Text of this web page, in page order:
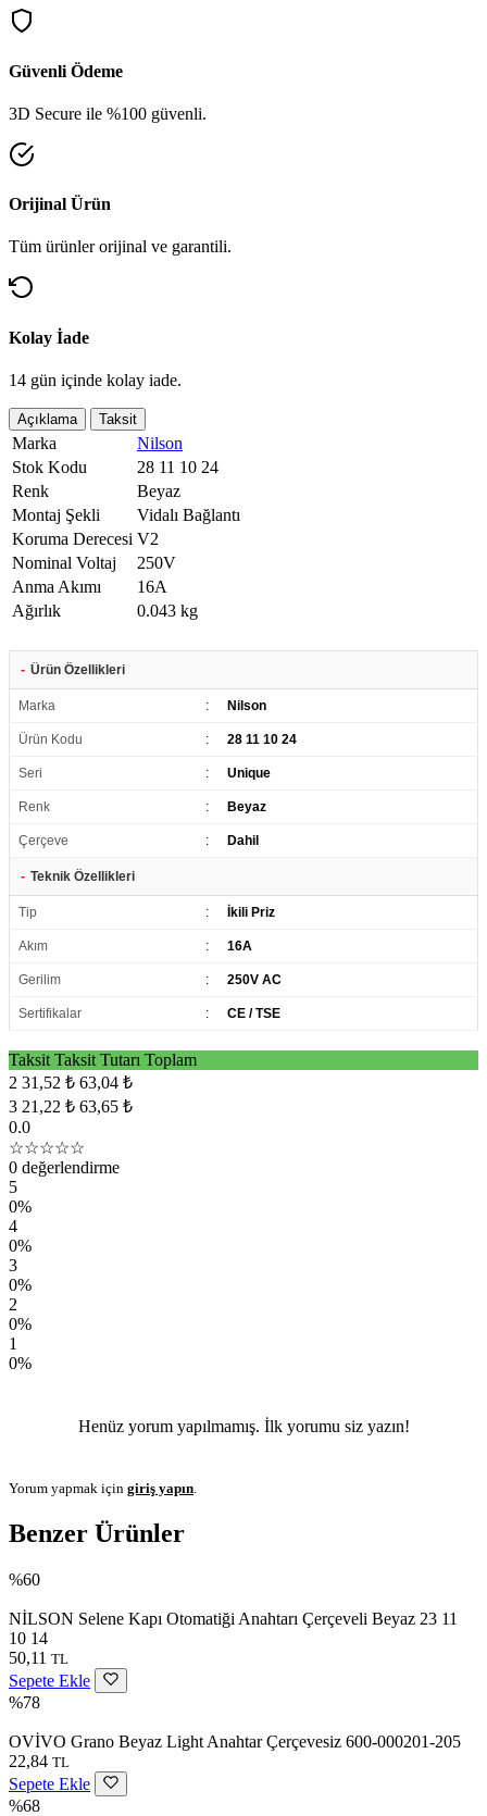
Güvenli Ödeme
3D Secure ile %100 güvenli.
Orijinal Ürün
Tüm ürünler orijinal ve garantili.
Kolay İade
14 gün içinde kolay iade.
Açıklama Taksit
Marka
Nilson
Stok Kodu
28 11 10 24
Renk
Beyaz
Montaj Şekli
Vidalı Bağlantı
Koruma Derecesi V2
Nominal Voltaj
250V
Anma Akımı
16A
Ağırlık
0.043 kg
- Ürün Özellikleri
Marka : Nilson
Ürün Kodu : 28 11 10 24
Seri : Unique
Renk : Beyaz
Çerçeve : Dahil
- Teknik Özellikleri
Tip : İkili Priz
Akım : 16A
Gerilim : 250V AC
Sertifikalar : CE / TSE
Taksit Taksit Tutarı Toplam
2 31,52 ₺ 63,04 ₺
3 21,22 ₺ 63,65 ₺
0.0
☆☆☆☆☆
0 değerlendirme
5
0%
4
0%
3
0%
2
0%
1
0%
Henüz yorum yapılmamış. İlk yorumu siz yazın!
Yorum yapmak için giriş yapın
Benzer Ürünler
%60
NİLSON Selene Kapı Otomatiği Anahtarı Çerçeveli Beyaz 23 11
10 14
50,11 TL
Sepete Ekle
%78
OVİVO Grano Beyaz Light Anahtar Çerçevesiz 600-000201-205
22,84 TL
Sepete Ekle
%68